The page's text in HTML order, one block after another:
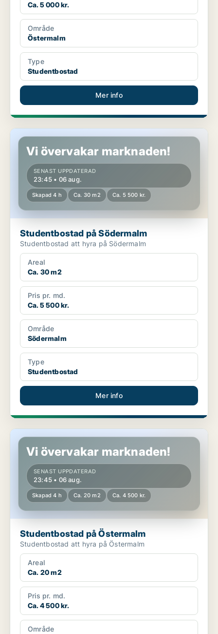
Ca. 5 000 kr.
Område
Östermalm
Type
Studentbostad
Mer info
Studentbostad på Södermalm
Vi övervakar marknaden!
SENAST UPPDATERAD
23:45 • 06 aug.
Skapad 4 h Ca. 30 m2 Ca. 5 500 kr.
Studentbostad på Södermalm
Studentbostad att hyra på Södermalm
Areal
Ca. 30 m2
Pris pr. md.
Ca. 5 500 kr.
Område
Södermalm
Type
Studentbostad
Mer info
Studentbostad på Östermalm
Vi övervakar marknaden!
SENAST UPPDATERAD
23:45 • 06 aug.
Skapad 4 h Ca. 20 m2 Ca. 4 500 kr.
Studentbostad på Östermalm
Studentbostad att hyra på Östermalm
Areal
Ca. 20 m2
Pris pr. md.
Ca. 4 500 kr.
Område